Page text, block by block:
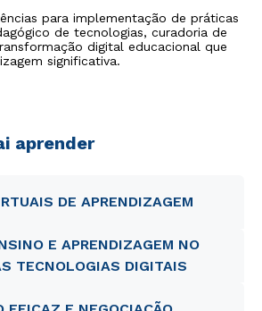
para implementação de práticas
de tecnologias, curadoria de
digital educacional que
significativa.
aprender
DE APRENDIZAGEM
E APRENDIZAGEM NO
TECNOLOGIAS DIGITAIS